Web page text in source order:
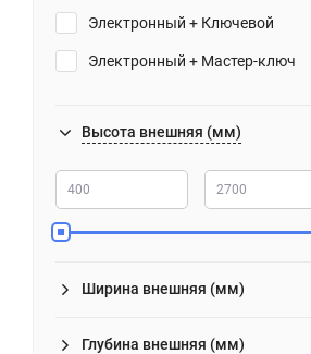
Электронный + Ключевой
Электронный + Мастер-ключ
Высота внешняя (мм)
Ширина внешняя (мм)
Глубина внешняя (мм)